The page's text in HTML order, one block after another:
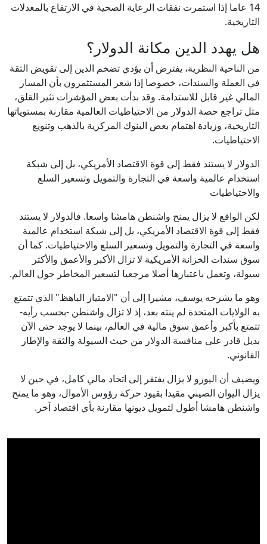
14 عاما إذا استمرت نفقات الرعاية الصحية في الارتفاع بالمعدلات
التاريخية.
هل يهدد الدين مكانة الدولار؟
من الناحية النظرية، يفترض أن يؤدي تضخم الدين إلى تقويض الثقة
في العملة والسندات، خصوصا إذا شعر المستثمرون بأن المسار
المالي غير قابل للاستدامة. وقد بدأت بعض المؤشرات تثير القلق،
مثل تراجع حصة الدولار من الاحتياطيات العالمية مقارنة بمستوياتها
التاريخية، وزيادة اهتمام بعض البنوك المركزية بالذهب وتنويع
الاحتياطيات.
الدولار لا يستند فقط إلى قوة الاقتصاد الأمريكي، بل إلى شبكة
استخدام عالمية واسعة في التجارة والتمويل وتسعير السلع
والاحتياطيات
لكن الواقع لا يزال يمنح واشنطن هامشا واسعا. فالدولار لا يستند
فقط إلى قوة الاقتصاد الأمريكي، بل إلى شبكة استخدام عالمية
واسعة في التجارة والتمويل وتسعير السلع والاحتياطيات. كما أن
سوق سندات الخزانة الأمريكية لا تزال الأكبر والأعمق والأكثر
سيولة، وتعمل باعتبارها أصلا مرجعيا لتسعير المخاطر حول العالم.
وهو ما يشرحه يوسف، مشيرا إلى أن "الامتياز الباهظ" الذي تتمتع
به الولايات المتحدة لم ينته بعد، إذ لا تزال واشنطن -بحسب رأيه-
تتمتع بأكبر وأعمق سوق مالية في العالم، بينما لا يوجد حتى الآن
بديل قادر على منافسة الدولار من حيث السيولة والثقة والإطار
القانوني.
ويضيف أن اليورو لا يزال يفتقر إلى اتحاد مالي كامل، في حين لا
يزال اليوان الصيني مقيدا بقيود حركة رؤوس الأموال، وهو ما يمنح
واشنطن هامشا أطول لتمويل ديونها مقارنة بأي اقتصاد آخر.